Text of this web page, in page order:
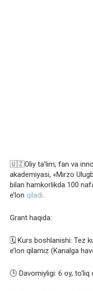
🇺🇿Oliy taʼlim, fan va
akademiyasi, «Mirzo
bilan hamkorlikda 100
e’lon qiladi.
Grant haqida:
🗓 Kurs boshlanishi: Tez
e’lon qilamiz (Kanalga
🕒 Davomiyligi: 6 oy, to‘liq